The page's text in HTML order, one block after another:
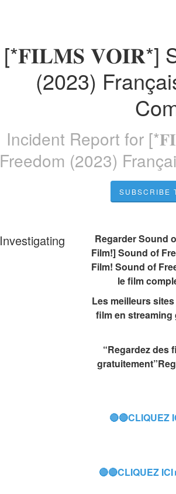
[*𝐅𝐈𝐋𝐌𝐒 𝐕𝐎𝐈𝐑*]
(2023)
Incident Report for
Freedom (2023)
SUBSCRIBE
Investigating
Regarder Sound
Film!] Sound of
Film! Sound of
le film
Les meilleurs
film en streaming
“Regardez des
🔴🔴CLIQUEZ